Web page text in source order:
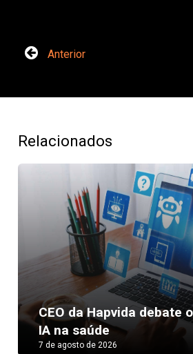
Anterior
Relacionados
CEO da Hapvida debate
IA na saúde
7 de agosto de 2026